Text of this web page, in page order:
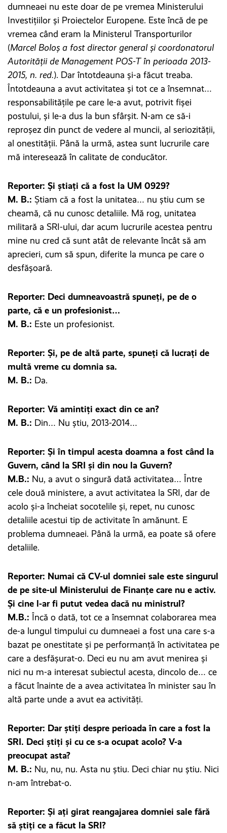
dumneaei nu este doar de pe vremea Ministerului
Investițiilor și Proiectelor Europene. Este încă de pe
vremea când eram la Ministerul Transporturilor
(Marcel Boloș a fost director general și coordonatorul
Autorității de Management POS-T în perioada 2013-
2015, n. red.). Dar întotdeauna și-a făcut treaba.
Întotdeauna a avut activitatea și tot ce a însemnat…
responsabilitățile pe care le-a avut, potrivit fișei
postului, și le-a dus la bun sfârșit. N-am ce să-i
reproșez din punct de vedere al muncii, al seriozității,
al onestității. Până la urmă, astea sunt lucrurile care
mă interesează în calitate de conducător.
Reporter: Și știați că a fost la UM 0929?
M. B.: Știam că a fost la unitatea… nu știu cum se
cheamă, că nu cunosc detaliile. Mă rog, unitatea
militară a SRI-ului, dar acum lucrurile acestea pentru
mine nu cred că sunt atât de relevante încât să am
aprecieri, cum să spun, diferite la munca pe care o
desfășoară.
Reporter: Deci dumneavoastră spuneți, pe de o
parte, că e un profesionist…
M. B.: Este un profesionist.
Reporter: Și, pe de altă parte, spuneți că lucrați de
multă vreme cu domnia sa.
M. B.: Da.
Reporter: Vă amintiți exact din ce an?
M. B.: Din… Nu știu, 2013-2014…
Reporter: Și în timpul acesta doamna a fost când la
Guvern, când la SRI și din nou la Guvern?
M.B.: Nu, a avut o singură dată activitatea… Între
cele două ministere, a avut activitatea la SRI, dar de
acolo și-a încheiat socotelile și, repet, nu cunosc
detaliile acestui tip de activitate în amănunt. E
problema dumneaei. Până la urmă, ea poate să ofere
detaliile.
Reporter: Numai că CV-ul domniei sale este singurul
de pe site-ul Ministerului de Finanțe care nu e activ.
Și cine l-ar fi putut vedea dacă nu ministrul?
M.B.: Încă o dată, tot ce a însemnat colaborarea mea
de-a lungul timpului cu dumneaei a fost una care s-a
bazat pe onestitate și pe performanță în activitatea pe
care a desfășurat-o. Deci eu nu am avut menirea și
nici nu m-a interesat subiectul acesta, dincolo de… ce
a făcut înainte de a avea activitatea în minister sau în
altă parte unde a avut ea activități.
Reporter: Dar știți despre perioada în care a fost la
SRI. Deci știți și cu ce s-a ocupat acolo? V-a
preocupat asta?
M. B.: Nu, nu, nu. Asta nu știu. Deci chiar nu știu. Nici
n-am întrebat-o.
Reporter: Și ați girat reangajarea domniei sale fără
să știți ce a făcut la SRI?